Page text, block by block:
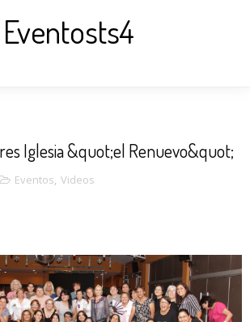
Eventosts4
Iglesia &quot;el Renuevo&quot;
Eventos, Videos